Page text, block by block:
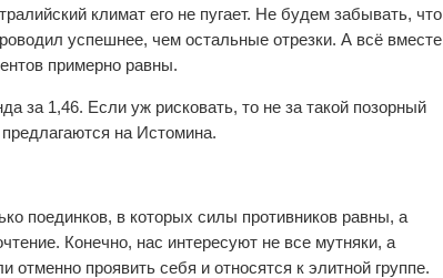
климат его не пугает. Не будем забывать, что
успешнее, чем остальные отрезки. А всё вместе
примерно равны.
за 1,46. Если уж рисковать, то не за такой позорный
на Истомина.
поединков, в которых силы противников равны, а
Конечно, нас интересуют не все мутняки, а
отменно проявить себя и относятся к элитной группе.